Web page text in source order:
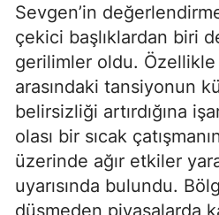
Sevgen’in
çekici başlıklardan biri
gerilimler oldu. Özellikle
arasındaki tansiyonun
belirsizliği artırdığına
olası bir sıcak
üzerinde ağır etkiler
uyarısında bulundu.
düşmeden piyasalarda